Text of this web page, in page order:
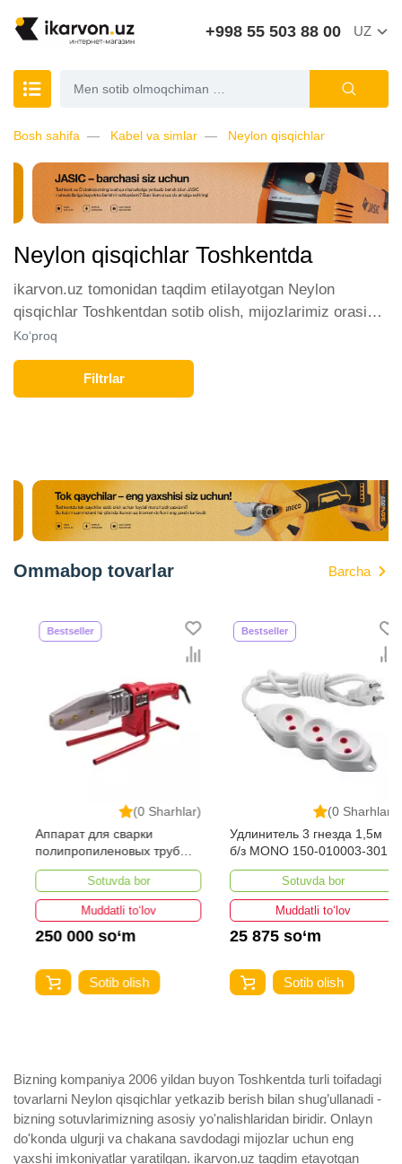
+998 55 503 88 00 UZ
Bosh sahifa Kabel va simlar Neylon qisqichlar
Neylon qisqichlar Toshkentda
ikarvon.uz tomonidan taqdim etilayotgan Neylon
qisqichlar Toshkentdan sotib olish, mijozlarimiz orasida
katta talabga ega. Biz ushbu toifadagi tovarlarni sotish
uchun eng yaxshi sharoitlarni ta'minlaymiz. Onlayn
do'konda Neylon qisqichlar yetakchi ishlab
chiqaruvchilar va brendlar tomonidan taqdim etilgan
O'zbekistondagi eng yaxshi narx bilan qo’shimcha
qilingan, ikarvon.uz dan Neylon qisqichlar - bu eng keng
narxlar oralig'i. Va bu yerda Neylon qisqichlar
Ko‘proq
Filtrlar
Ommabop tovarlar Barcha
(0 Sharhlar)
Bestseller
Аппарат для сварки
полипропиленовых труб
Number One EPC40/15-1
Sotuvda bor
Muddatli to‘lov
250 000 so‘m
Sotib olish
(0 Sharhlar)
Bestseller
Удлинитель 3 гнезда 1,5м
б/з MONO 150-010003-301
Sotuvda bor
Muddatli to‘lov
25 875 so‘m
Sotib olish
Bizning kompaniya 2006 yildan buyon Toshkentda turli toifadagi
tovarlarni Neylon qisqichlar yetkazib berish bilan shug’ullanadi ­
bizning sotuvlarimizning asosiy yo'nalishlaridan biridir. Onlayn
do'konda ulgurji va chakana savdodagi mijozlar uchun eng
yaxshi imkoniyatlar yaratilgan. ikarvon.uz taqdim etayotgan